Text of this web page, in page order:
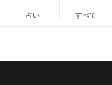
占い すべて